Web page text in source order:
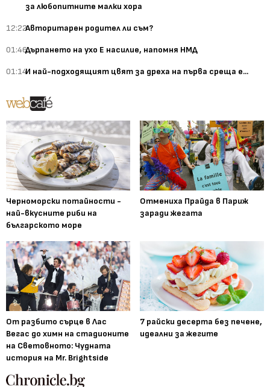
за любопитните малки хора
12:22Авторитарен родител ли съм?
01:46Дърпането на ухо Е насилие, напомня НМД
01:14И най-подходящият цвят за дреха на първа среща е...
Черноморски потайности -
най-вкусните риби на
българското море
Отмениха Прайда в Париж
заради жегата
От разбито сърце в Лас
Вегас до химн на стадионите
на Световното: Чудната
история на Mr. Brightside
7 райски десерта без печене,
идеални за жегите